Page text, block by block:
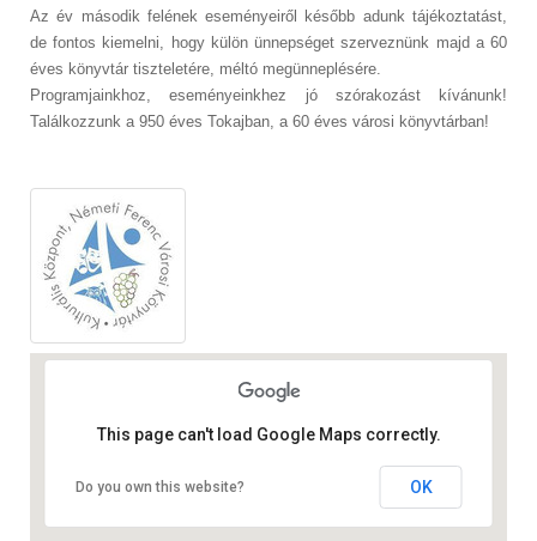
Az év második felének eseményeiről később adunk tájékoztatást,
de fontos kiemelni, hogy külön ünnepséget szerveznünk majd a 60
éves könyvtár tiszteletére, méltó megünneplésére.
Programjainkhoz, eseményeinkhez jó szórakozást kívánunk!
Találkozzunk a 950 éves Tokajban, a 60 éves városi könyvtárban!
This page can't load Google Maps correctly.
Do you own this website? OK